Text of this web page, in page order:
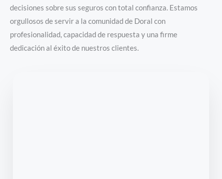
decisiones sobre sus seguros con total confianza. Estamos
orgullosos de servir a la comunidad de Doral con
profesionalidad, capacidad de respuesta y una firme
dedicación al éxito de nuestros clientes.